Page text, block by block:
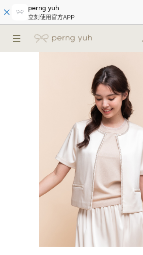
perng yuh
立刻使用官方APP